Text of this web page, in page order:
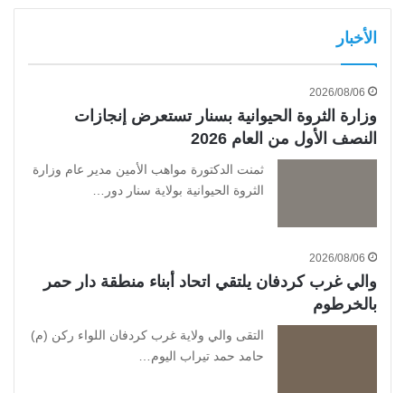
الأخبار
2026/08/06
وزارة الثروة الحيوانية بسنار تستعرض إنجازات
النصف الأول من العام 2026
ثمنت الدكتورة مواهب الأمين مدير عام وزارة
الثروة الحيوانية بولاية سنار دور…
2026/08/06
والي غرب كردفان يلتقي اتحاد أبناء منطقة دار حمر
بالخرطوم
التقى والي ولاية غرب كردفان اللواء ركن (م)
حامد حمد تيراب اليوم…